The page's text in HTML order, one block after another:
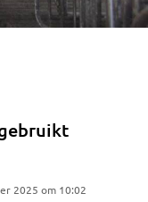
2025 om 10:02